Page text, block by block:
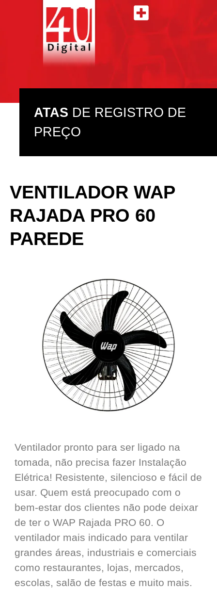
ATAS DE REGISTRO DE
PREÇO
VENTILADOR WAP
RAJADA PRO 60
PAREDE
Ventilador pronto para ser ligado na
tomada, não precisa fazer Instalação
Elétrica! Resistente, silencioso e fácil de
usar. Quem está preocupado com o
bem-estar dos clientes não pode deixar
de ter o WAP Rajada PRO 60. O
ventilador mais indicado para ventilar
grandes áreas, industriais e comerciais
como restaurantes, lojas, mercados,
escolas, salão de festas e muito mais.